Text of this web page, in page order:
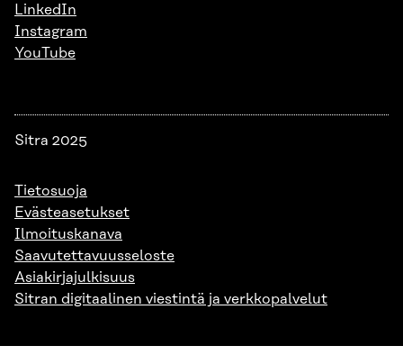
LinkedIn
Instagram
YouTube
Sitra 2025
Tietosuoja
Evästeasetukset
Ilmoituskanava
Saavutettavuusseloste
Asiakirjajulkisuus
Sitran digitaalinen viestintä ja verkkopalvelut